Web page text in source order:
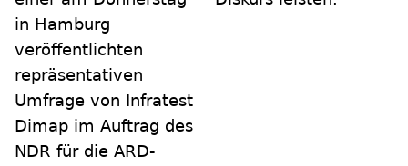
in Hamburg
veröffentlichten
repräsentativen
Umfrage von Infratest
Dimap im Auftrag des
NDR für die ARD-